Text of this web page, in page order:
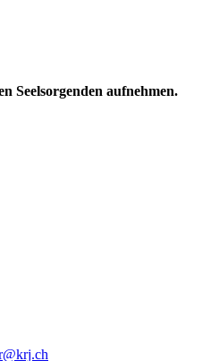
Seelsorgenden aufnehmen.